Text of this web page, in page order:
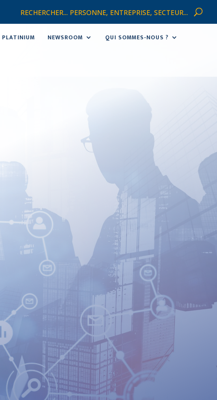
RECHERCHER... PERSONNE, ENTREPRISE, SECTEUR...
PLATINIUM NEWSROOM QUI SOMMES-NOUS ?